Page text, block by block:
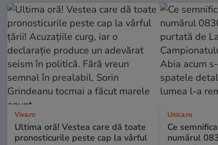
Viva.ro
Ultima oră! Vestea care dă toate
pronosticurile peste cap la vârful
Unica.ro
Ce
numărul